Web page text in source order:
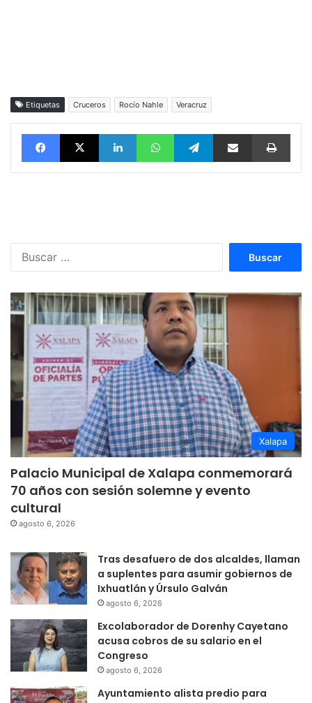
Etiquetas Cruceros Rocío Nahle Veracruz
FacebookX LinkedInWhatsAppTelegramvía email
Xalapa
Palacio Municipal de Xalapa conmemorará
70 años con sesión solemne y evento
cultural
agosto 6, 2026
Tras desafuero de dos alcaldes, llaman
a suplentes para asumir gobiernos de
Ixhuatlán y Úrsulo Galván
agosto 6, 2026
Excolaborador de Dorenhy Cayetano
acusa cobros de su salario en el
Congreso
agosto 6, 2026
Ayuntamiento alista predio para